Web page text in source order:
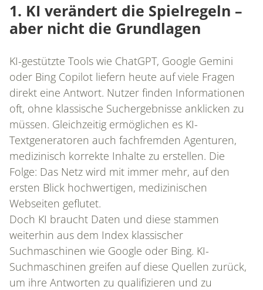
1. KI verändert die Spielregeln –
aber nicht die Grundlagen
KI-gestützte Tools wie ChatGPT, Google Gemini
oder Bing Copilot liefern heute auf viele Fragen
direkt eine Antwort. Nutzer finden Informationen
oft, ohne klassische Suchergebnisse anklicken zu
müssen. Gleichzeitig ermöglichen es KI-
Textgeneratoren auch fachfremden Agenturen,
medizinisch korrekte Inhalte zu erstellen. Die
Folge: Das Netz wird mit immer mehr, auf den
ersten Blick hochwertigen, medizinischen
Webseiten geflutet.
Doch KI braucht Daten und diese stammen
weiterhin aus dem Index klassischer
Suchmaschinen wie Google oder Bing. KI-
Suchmaschinen greifen auf diese Quellen zurück,
um ihre Antworten zu qualifizieren und zu